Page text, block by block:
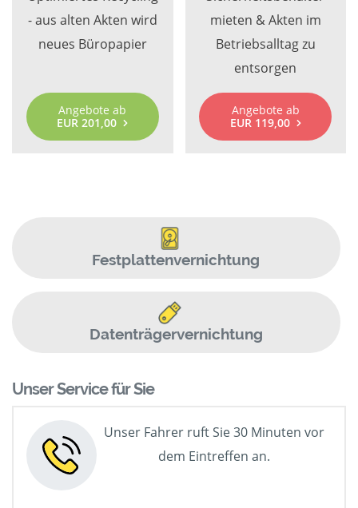
- aus alten Akten wird
neues Büropapier
Angebote ab
EUR 201,00
mieten & Akten im
Betriebsalltag zu
entsorgen
Angebote ab
EUR 119,00
Festplattenvernichtung
Datenträgervernichtung
Unser Service für Sie
Unser Fahrer ruft Sie 30 Minuten vor
dem Eintreffen an.